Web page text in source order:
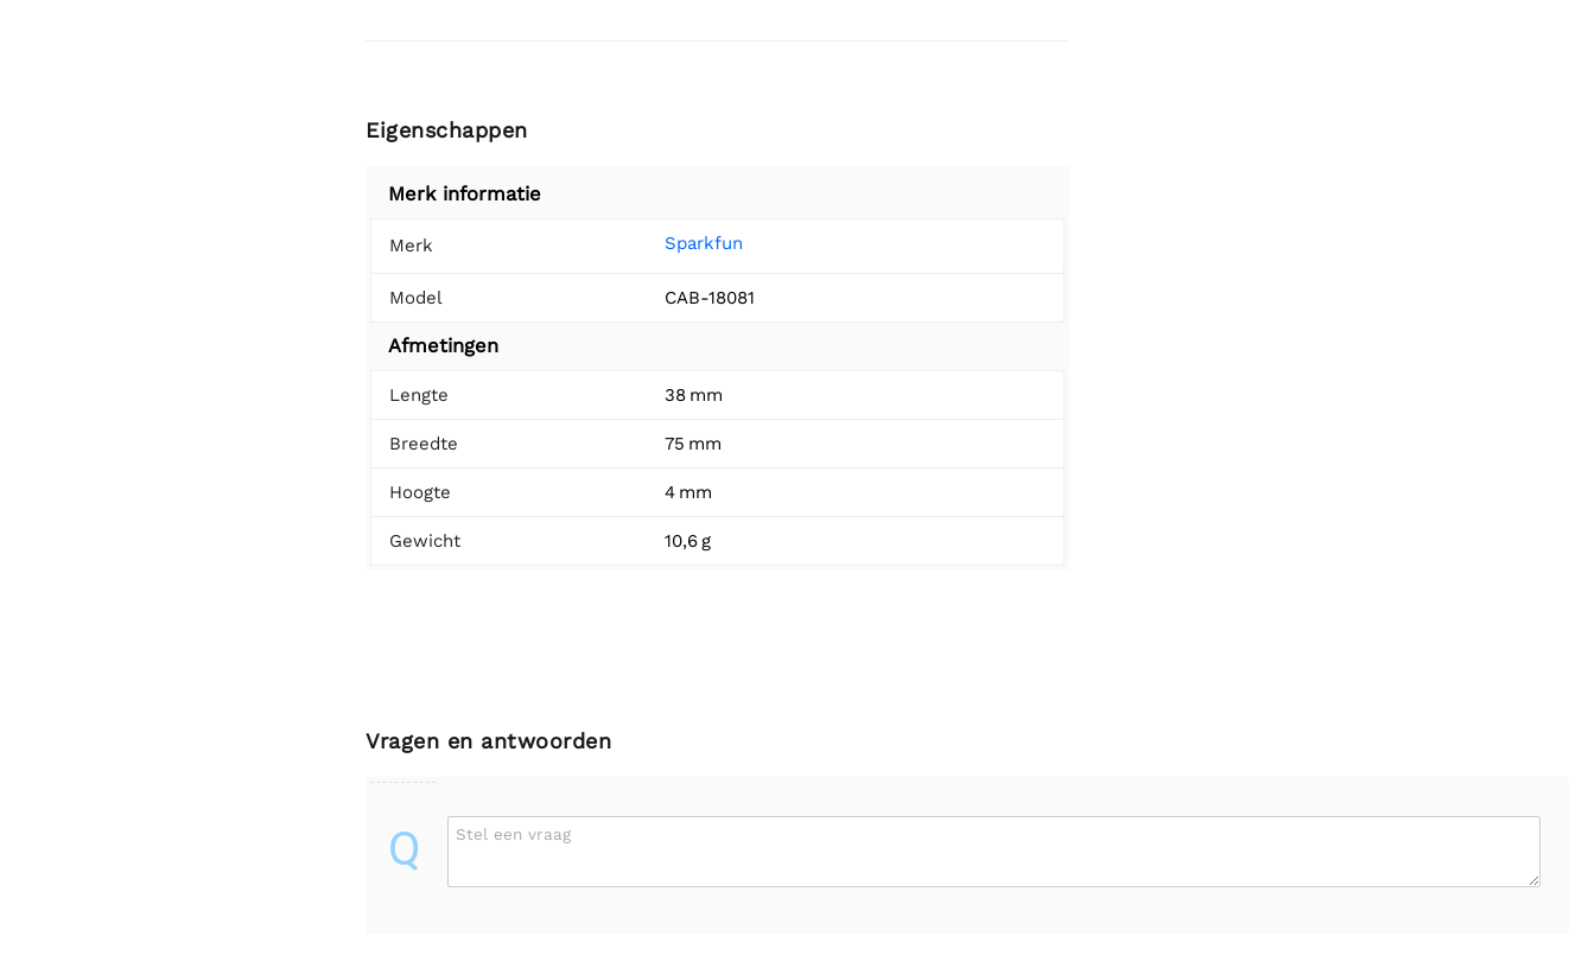
Eigenschappen
Merk informatie
Merk Sparkfun
Model CAB-18081
Afmetingen
Lengte 38 mm
Breedte 75 mm
Hoogte 4 mm
Gewicht 10,6 g
Vragen en antwoorden
Q Stel een vraag